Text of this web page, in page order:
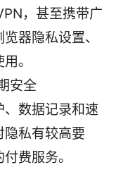
，甚至携带广
器隐私设置、
。
安全
数据记录和速
隐私有较高要
费服务。